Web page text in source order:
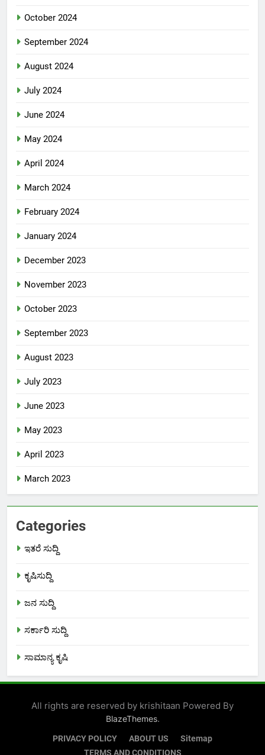
October 2024
September 2024
August 2024
July 2024
June 2024
May 2024
April 2024
March 2024
February 2024
January 2024
December 2023
November 2023
October 2023
September 2023
August 2023
July 2023
June 2023
May 2023
April 2023
March 2023
Categories
ಇತರೆ ಸುದ್ದಿ
ಕೃಷಿಸುದ್ದಿ
ಜನ ಸುದ್ದಿ
ಸರ್ಕಾರಿ ಸುದ್ದಿ
ಸಾಮಾನ್ಯ ಕೃಷಿ
All rights are reserved by krishitaan Powered By
BlazeThemes.
PRIVACY POLICY ABOUT US
Sitemap
TERMS AND CONDITIONS